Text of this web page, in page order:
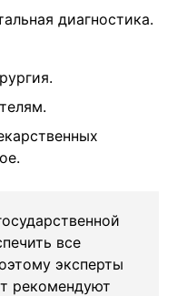
диагностика.
все
эксперты
рекомендуют